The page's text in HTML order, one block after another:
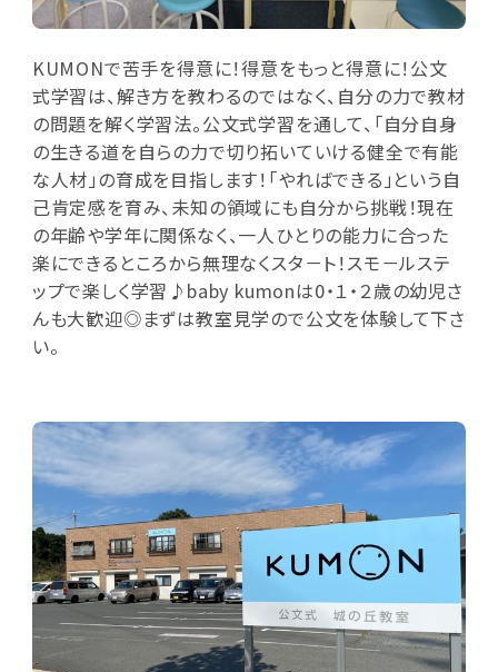
KUMONで苦手を得意に！得意をもっと得意に！公文
式学習は、解き方を教わるのではなく、自分の力で教材
の問題を解く学習法。公文式学習を通して、「自分自身
の生きる道を自らの力で切り拓いていける健全で有能
な人材」の育成を目指します！「やればできる」という自
己肯定感を育み、未知の領域にも自分から挑戦！現在
の年齢や学年に関係なく、一人ひとりの能力に合った
楽にできるところから無理なくスタ－ト！スモ－ルステ
ップで楽しく学習♪baby kumonは0・１・２歳の幼児さ
んも大歓迎◎まずは教室見学ので公文を体験して下さ
い。